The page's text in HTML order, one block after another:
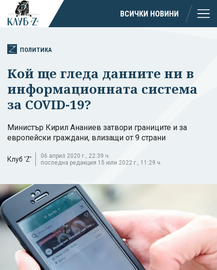
ВСИЧКИ НОВИНИ
ПОЛИТИКА
Кой ще гледа данните ни в
информационната система
за COVID-19?
Министър Кирил Ананиев затвори границите и за
европейски граждани, влизащи от 9 страни
Клуб 'Z'
06 април 2020 г., 22:39 ч.
последна редакция 15 юли 2022 г., 11:29 ч.